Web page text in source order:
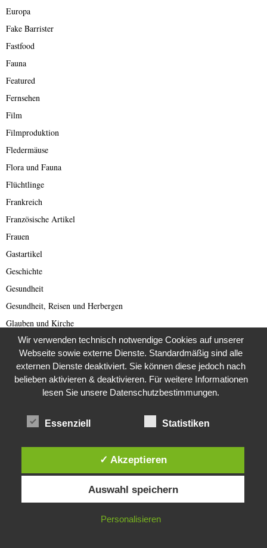
Europa
Fake Barrister
Fastfood
Fauna
Featured
Fernsehen
Film
Filmproduktion
Fledermäuse
Flora und Fauna
Flüchtlinge
Frankreich
Französische Artikel
Frauen
Gastartikel
Geschichte
Gesundheit
Gesundheit, Reisen und Herbergen
Glauben und Kirche
Griechenland
Großbritannien
Hartz 4
Health & Fitness
Horoskope
Identitätsdiebstahl
Diese Website verwendet Cookies. Durch die weitere Nutzung dieser
Website stimmst du der Verwendung von Cookies zu.
IN ORDNUNG
Wir verwenden technisch notwendige Cookies auf unserer
Webseite sowie externe Dienste. Standardmäßig sind alle
externen Dienste deaktiviert. Sie können diese jedoch nach
belieben aktivieren & deaktivieren. Für weitere Informationen
lesen Sie unsere Datenschutzbestimmungen.
Essenziell Statistiken
✓ Akzeptieren
Auswahl speichern
Personalisieren